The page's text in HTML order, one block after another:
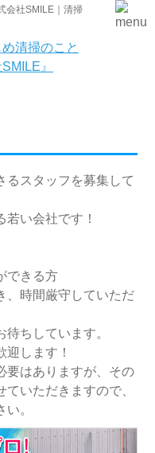
会社SMILE｜清掃
るスタッフを募集して
い会社です！
できる方
、時間厳守していただ
待ちしています。
迎します！
要はありますが、その
いただきますので、
。